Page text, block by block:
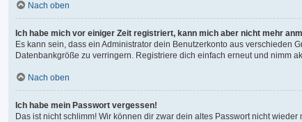
Nach oben
Ich habe mich vor einiger Zeit registriert, kann mich aber nicht mehr
Es kann sein, dass ein Administrator dein Benutzerkonto aus verschieden
Datenbankgröße zu verringern. Registriere dich einfach erneut und nimm
Nach oben
Ich habe mein Passwort vergessen!
Das ist nicht schlimm! Wir können dir zwar dein altes Passwort nicht